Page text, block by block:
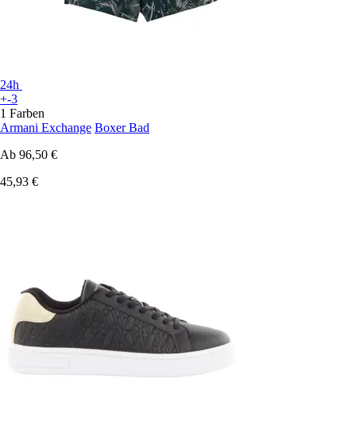
24h
+-3
1 Farben
Armani Exchange Boxer Bad
Ab 96,50 €
45,93 €